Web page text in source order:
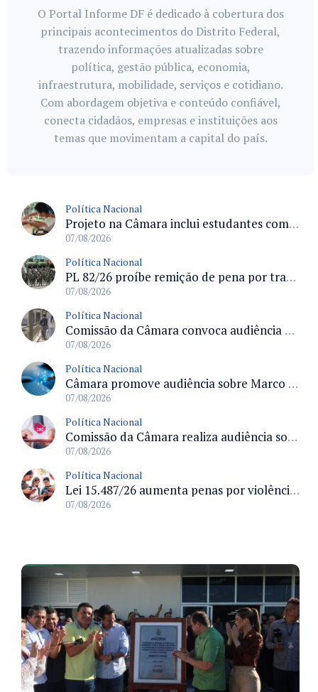
O Portal Informe DF é dedicado à cobertura dos
principais acontecimentos do Distrito Federal,
trazendo informações atualizadas sobre
política, gestão pública, economia,
infraestrutura, mobilidade, serviços e cotidiano.
Com abordagem objetiva e conteúdo confiável,
conecta cidadãos, empresas e instituições aos
temas que movimentam a capital do país.
Política Nacional
Projeto na Câmara inclui estudantes com deficiência no regime escolar especial da LDB e estabelece critérios para frequência
07/08/2026
Política Nacional
PL 82/26 proíbe remição de pena por trabalho em funções militares para condenados por crimes contra o Estado Democrático de Direito
07/08/2026
Política Nacional
Comissão da Câmara convoca audiência para discutir misoginia nas escolas e universidades após divulgação de listas misóginas
07/08/2026
Política Nacional
Câmara promove audiência sobre Marco de Fomento à Economia Digital e impactos da inteligência artificial
07/08/2026
Política Nacional
Comissão da Câmara realiza audiência sobre apostas online para medir o tamanho do mercado ilegal
07/08/2026
Política Nacional
Lei 15.487/26 aumenta penas por violência sexual digital contra crianças e adolescentes e autoriza ronda virtual para investigação
07/08/2026